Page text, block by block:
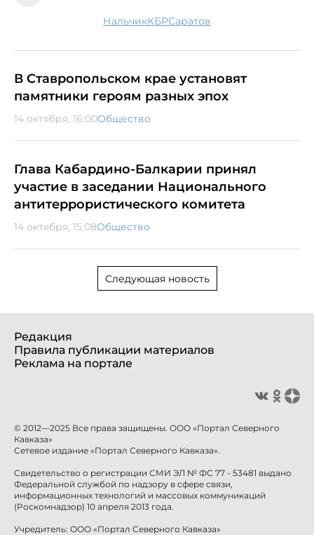
Нальчик КБР Саратов
В Ставропольском крае установят
памятники героям разных эпох
14 октября, 16:00Общество
Глава Кабардино-Балкарии принял
участие в заседании Национального
антитеррористического комитета
14 октября, 15:08Общество
Следующая новость
Редакция
Правила публикации материалов
Реклама на портале
© 2012—2025 Все права защищены. ООО «Портал Северного
Кавказа»
Сетевое издание «Портал Северного Кавказа».
Свидетельство о регистрации СМИ ЭЛ № ФС 77 - 53481 выдано
Федеральной службой по надзору в сфере связи,
информационных технологий и массовых коммуникаций
(Роскомнадзор) 10 апреля 2013 года.
Учредитель: ООО «Портал Северного Кавказа»